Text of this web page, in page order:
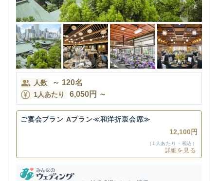
人数 ～ 120名
1人あたり 6,050円 ～
ご宴会プラン Aプラン≪和洋折衷会席≫
12,100円
（1人あたり・税込）
詳細を見る